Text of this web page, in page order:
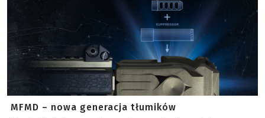
MFMD – nowa generacja tłumików